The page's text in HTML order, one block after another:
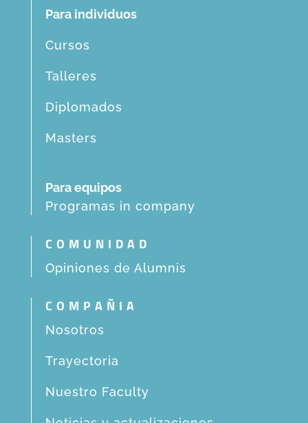
Para individuos
Cursos
Talleres
Diplomados
Masters
Para equipos
Programas in company
COMUNIDAD
Opiniones de Alumnis
COMPAÑIA
Nosotros
Trayectoria
Nuestro Faculty